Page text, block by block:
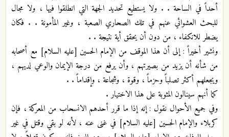
أحداً في الساحة . . ولا يستطيع تحديد الجهة التي انطلقوا فيها ، ولا مجال
للبحث العشوائي عنهم في تلك الصحاري الصعبة ، وغير المأمونة . . فكان
يضطر للانكفاء ، من دون أن يحقق أية نتيجة . .
ونشير أخيراً : إلى أن هذا الموقف من الإمام الحسين [عليه السلام] مع أصحابه
من شأنه أن يزيد من بصيرتهم ، وأن يرفع من درجة الإيمان والوعي لديهم ،
ويجعلهم أكثر تصلباً وحزماً ، وقوة ، وشجاعة ، وإقداماً . .
كما أنهم سينالون المثوبة على هذا الاختيار .
وفي جميع الأحوال نقول : إنه إذا ما قرر أحدهم الانسحاب من المعركة ، فإن
كربلاء والإمام الحسين [عليه السلام] في غنى عنه ، لأنه لو بقي وقتل في غير